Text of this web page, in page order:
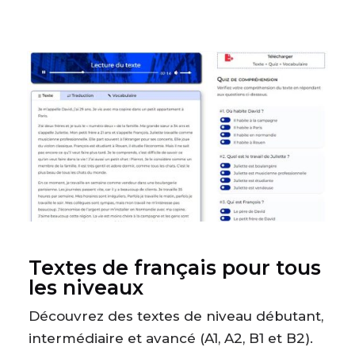
Textes de français pour tous
les niveaux
Découvrez des textes de niveau débutant,
intermédiaire et avancé (A1, A2, B1 et B2).